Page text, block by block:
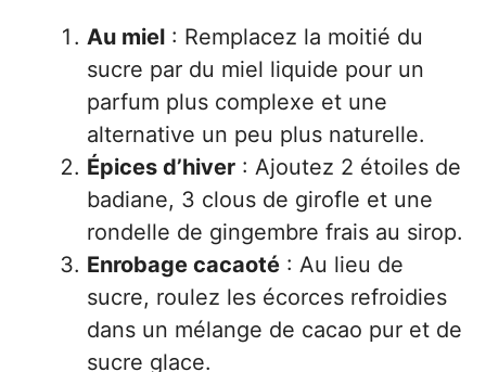
Au miel : Remplacez la moitié du
sucre par du miel liquide pour un
parfum plus complexe et une
alternative un peu plus naturelle.
Épices d’hiver : Ajoutez 2 étoiles de
badiane, 3 clous de girofle et une
rondelle de gingembre frais au sirop.
Enrobage cacaoté : Au lieu de
sucre, roulez les écorces refroidies
dans un mélange de cacao pur et de
sucre glace.